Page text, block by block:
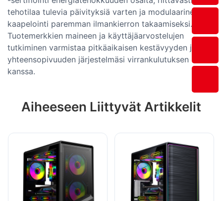
tehotilaa tulevia päivityksiä varten ja modulaarinen
kaapelointi paremman ilmankierron takaamiseksi.
Tuotemerkkien maineen ja käyttäjäarvostelujen
tutkiminen varmistaa pitkäaikaisen kestävyyden ja
yhteensopivuuden järjestelmäsi virrankulutuksen
kanssa.
Aiheeseen Liittyvät Artikkelit